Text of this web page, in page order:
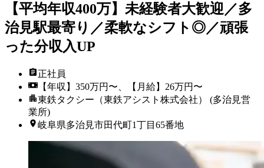
【平均年収400万】未経験者大歓迎／多
治見駅最寄り／柔軟なシフト◎／頑張
った分収入UP
正社員
【年収】350万円〜、【月給】26万円〜
東鉄タクシー（東鉄アシスト株式会社） (多治見営
業所)
岐阜県多治見市田代町1丁目65番地